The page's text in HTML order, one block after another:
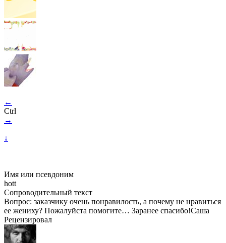
←
Ctrl
→
↓
Имя или псевдоним
hott
Сопроводительный текст
Вопрос: заказчику очень понравилость, а почему не нравиться
ее жениху? Пожалуйста помогите… Заранее спасибо!Саша
Рецензировал